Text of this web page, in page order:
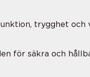
trygghet och
för säkra och